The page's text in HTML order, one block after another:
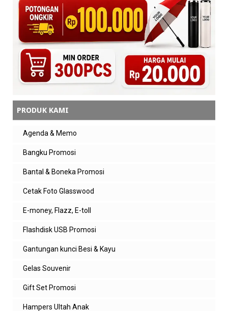
PRODUK KAMI
Agenda & Memo
Bangku Promosi
Bantal & Boneka Promosi
Cetak Foto Glasswood
E-money, Flazz, E-toll
Flashdisk USB Promosi
Gantungan kunci Besi & Kayu
Gelas Souvenir
Gift Set Promosi
Hampers Ultah Anak